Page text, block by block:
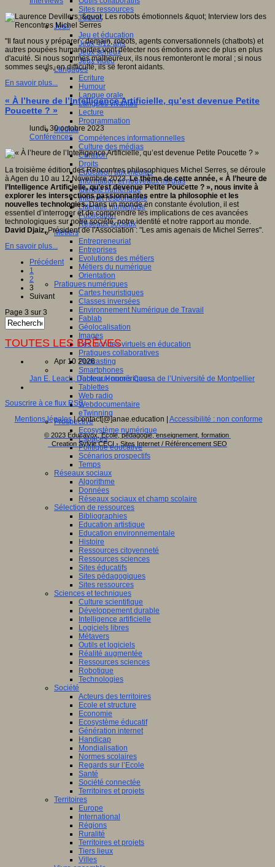
Sites ressources
Tutorat
Jeux
Jeu et éducation
Jeux 4/12 ans
Jeux sérieux
Jeux vidéo
Langages
Ecriture
Humour
Langue orale
Langues vivantes
Lecture
Programmation
Médias
Compétences informationnelles
Culture des médias
Curation
Droits
Education aux médias
Information et nouveaux médias
Identité numérique
Internet responsable
Littératie numérique
Publication
Réseaux sociaux
Métiers
Entrepreneuriat
Entreprises
Evolutions des métiers
Métiers du numérique
Orientation
Pratiques numériques
Cartes heuristiques
Classes inversées
Environnement Numérique de Travail
Fablab
Géolocalisation
Images
Les mondes virtuels en éducation
Pratiques collaboratives
Podcasting
Smartphones
Tableaux numériques
Tablettes
Web radio
Webdocumentaire
eTwinning
Prospective
Ecosystème numérique
Espaces
Politique éducative
Scénarios prospectifs
Temps
Réseaux sociaux
Algorithme
Données
Réseaux sociaux et champ scolaire
Sélection de ressources
Bibliographies
Education artistique
Education environnementale
Histoire
Ressources citoyenneté
Ressources sciences
Sites éducatifs
Sites pédagogiques
Sites ressources
Sciences et techniques
Culture scientifique
Développement durable
Intelligence artificielle
Logiciels libres
Métavers
Outils et logiciels
Réalité augmentée
Ressources sciences
Robotique
Technologies
Société
Acteurs des territoires
Ecole et structure
Economie
Ecosystème éducatif
Génération internet
Handicap
Mondialisation
Normes scolaires
Regards sur l’Ecole
Santé
Société connectée
Territoires et projets
Territoires
Europe
International
Régions
Ruralité
Territoires et projets
Tiers lieux
Villes
"Il faut nous y préparer : demain, robots, agents conversationnels (chatbots) et
autres poupées humanoïdes vont détecter nos émotions avec de plus en plus
d'acuité. Si nous sommes malheureux, ils nous remonteront le moral ; si nous
sommes seuls, en difficulté, ils se feront aidants.
En savoir plus...
« À l’heure de l’Intelligence Artificielle, qu’est devenue Petite
Poucette ? »
lundi, 30 octobre 2023
Conférences
La troisième édition des Rencontres philosophiques Michel Serres, se déroule
à Agen du 10 au 12 Novembre 2023.Le thème de cette année, « À l’heure de
l’Intelligence Artificielle, qu’est devenue Petite Poucette ? », nous invite à
explorer les intersections passionnantes entre la philosophie et les
nouvelles technologies.Dans un monde en constante évolution, il est
essentiel d’interroger et de comprendre les implications de ces avancées
technologiques sur notre société, notre identité et notre rapport au monde.
David Djaiz,Président de l'Association : "Les amis agenais de Michel Serres".
En savoir plus...
Précédent
1
2
3
Suivant
Page 3 sur 3
TOUTES LES BRÈVES
Apr 10 2026
Jan E. Leach, Docteur Honoris Causa de l’Université de Montpellier
Souscrire à ce flux RSS
Mentions légales| contact[@]anae.education | Accessibilité : non conforme
© 2023 Educavox, Ecole, pédagogie, enseignement, formation
Creation Sylvie CECI - Sites Internet / Référencement SEO